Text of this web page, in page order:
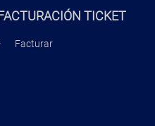
TICKET
Facturar